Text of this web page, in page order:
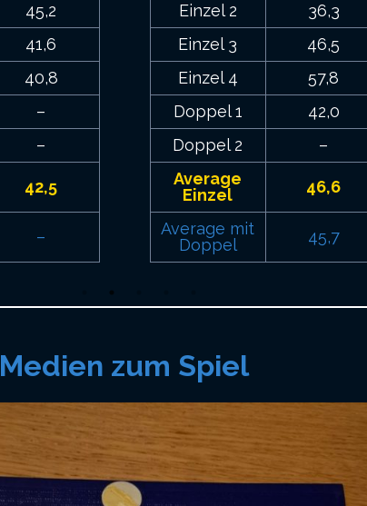
45,2
41,6
40,8
–
–
42,5
–
Einzel 2
36,3
Einzel 3
46,5
Einzel 4
57,8
Doppel 1
42,0
Doppel 2
–
Average
Einzel
46,6
Average mit
Doppel
45,7
Medien zum Spiel